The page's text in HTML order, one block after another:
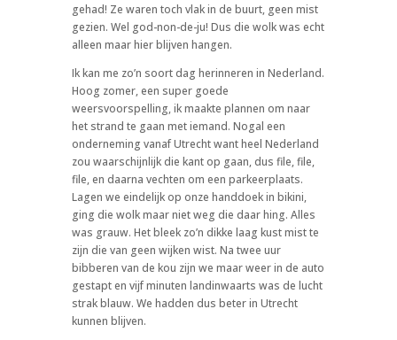
gehad! Ze waren toch vlak in de buurt, geen mist
gezien. Wel god-non-de-ju! Dus die wolk was echt
alleen maar hier blijven hangen.
Ik kan me zo’n soort dag herinneren in Nederland.
Hoog zomer, een super goede
weersvoorspelling, ik maakte plannen om naar
het strand te gaan met iemand. Nogal een
onderneming vanaf Utrecht want heel Nederland
zou waarschijnlijk die kant op gaan, dus file, file,
file, en daarna vechten om een parkeerplaats.
Lagen we eindelijk op onze handdoek in bikini,
ging die wolk maar niet weg die daar hing. Alles
was grauw. Het bleek zo’n dikke laag kust mist te
zijn die van geen wijken wist. Na twee uur
bibberen van de kou zijn we maar weer in de auto
gestapt en vijf minuten landinwaarts was de lucht
strak blauw. We hadden dus beter in Utrecht
kunnen blijven.